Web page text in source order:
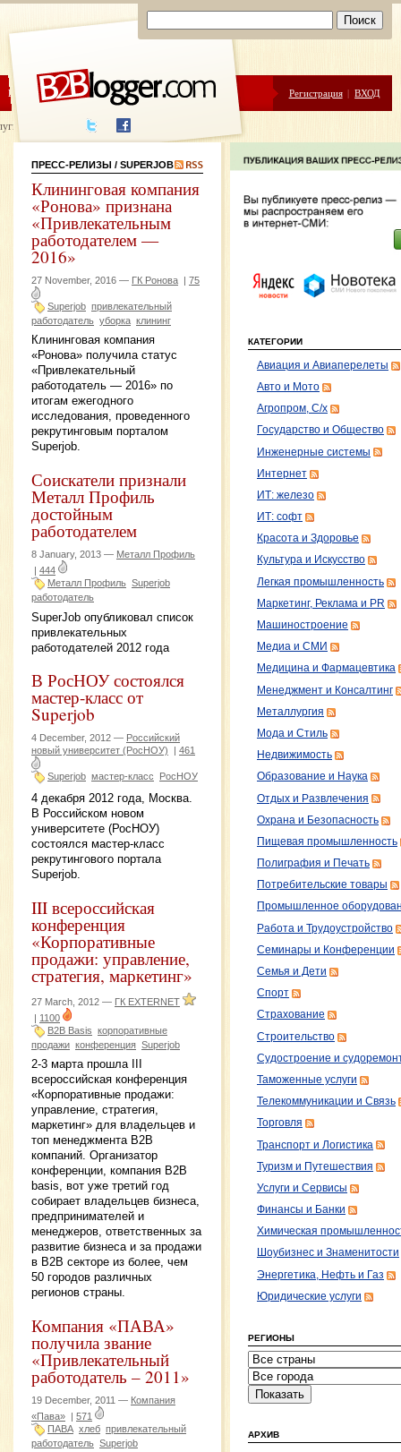
ЦЕНЫ ПОМОЩЬ Регистрация | ВХОД
написания
ПРЕСС-РЕЛИЗЫ / SUPERJOB
Клининговая компания
«Ронова» признана
«Привлекательным
работодателем —
2016»
27 November, 2016 — ГК Ронова | 75
Superjob привлекательный
работодатель уборка клининг
Клининговая компания
«Ронова» получила статус
«Привлекательный
работодатель — 2016» по
итогам ежегодного
исследования, проведенного
рекрутинговым порталом
Superjob.
Соискатели признали
Металл Профиль
достойным
работодателем
8 January, 2013 — Металл Профиль
| 444
Металл Профиль Superjob
работодатель
SuperJob опубликовал список
привлекательных
работодателей 2012 года
В РосНОУ состоялся
мастер-класс от
Superjob
4 December, 2012 — Российский
новый университет (РосНОУ)
461
Superjob мастер-класс РосНОУ
4 декабря 2012 года, Москва.
В Российском новом
университете (РосНОУ)
состоялся мастер-класс
рекрутингового портала
Superjob.
III всероссийская
конференция
«Корпоративные
продажи: управление,
стратегия, маркетинг»
27 March, 2012 — ГК EXTERNET
| 1100
B2B Basis корпоративные
продажи конференция Superjob
2-3 марта прошла III
всероссийская конференция
«Корпоративные продажи:
управление, стратегия,
маркетинг» для владельцев и
топ менеджмента B2B
компаний. Организатор
конференции, компания B2B
basis, вот уже третий год
собирает владельцев бизнеса,
предпринимателей и
менеджеров, ответственных за
развитие бизнеса и за продажи
в В2В секторе из более, чем
50 городов различных
регионов страны.
Компания «ПАВА»
получила звание
«Привлекательный
работодатель – 2011»
19 December, 2011 — Компания
«Пава» | 571
ПАВА хлеб привлекательный
работодатель Superjob
КАТЕГОРИИ
Авиация и Авиаперелеты
Авто и Мото
Агропром, С/х
Государство и Общество
Инженерные системы
Интернет
ИТ: железо
ИТ: софт
Красота и Здоровье
Культура и Искусство
Легкая промышленность
Маркетинг, Реклама и PR
Машиностроение
Медиа и СМИ
Медицина и Фармацевтика
Менеджмент и Консалтинг
Металлургия
Мода и Стиль
Недвижимость
Образование и Наука
Отдых и Развлечения
Охрана и Безопасность
Пищевая промышленность
Полиграфия и Печать
Потребительские товары
Промышленное
Работа и Трудоустройство
Семинары и Конференции
Семья и Дети
Спорт
Страхование
Строительство
Судостроение и
Таможенные услуги
Телекоммуникации и Связь
Торговля
Транспорт и Логистика
Туризм и Путешествия
Услуги и Сервисы
Финансы и Банки
Химическая
Шоубизнес и Знаменитости
Энергетика, Нефть и Газ
Юридические услуги
РЕГИОНЫ
АРХИВ